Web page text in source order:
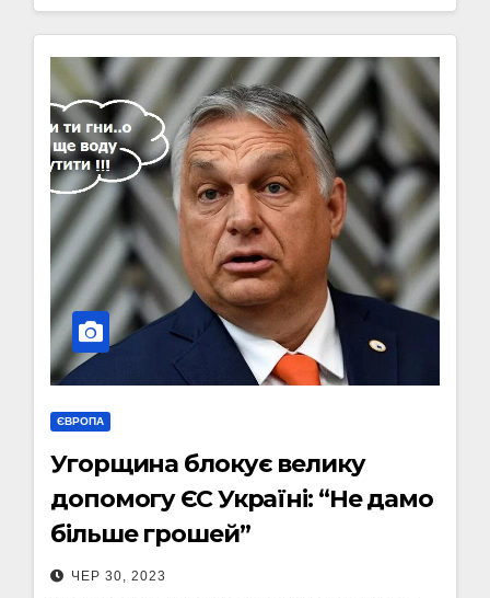
ЄВРОПА
Угорщина блокує велику
допомогу ЄС Україні: “Не дамо
більше грошей”
ЧЕР 30, 2023